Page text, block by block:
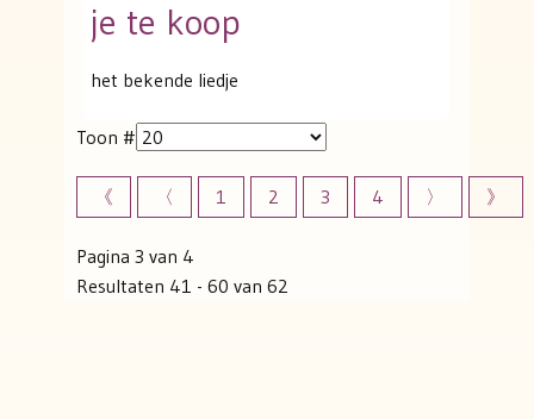
je te koop
het bekende liedje
Toon #
《 〈 1 2 3 4 〉 》
Pagina 3 van 4
Resultaten 41 - 60 van 62